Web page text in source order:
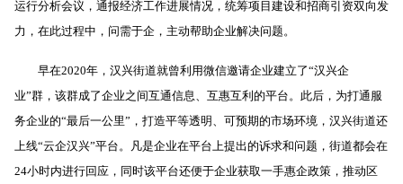
运行分析会议，通报经济工作进展情况，统筹项目建设和招商引资双向发
力，在此过程中，问需于企，主动帮助企业解决问题。
早在2020年，汉兴街道就曾利用微信邀请企业建立了“汉兴企
业”群，该群成了企业之间互通信息、互惠互利的平台。此后，为打通服
务企业的“最后一公里”，打造平等透明、可预期的市场环境，汉兴街道还
上线“云企汉兴”平台。凡是企业在平台上提出的诉求和问题，街道都会在
24小时内进行回应，同时该平台还便于企业获取一手惠企政策，推动区